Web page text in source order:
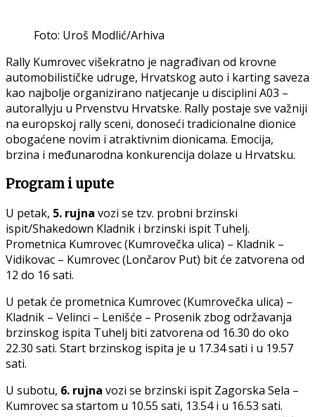
Foto: Uroš Modlić/Arhiva
Rally Kumrovec višekratno je nagrađivan od krovne
automobilističke udruge, Hrvatskog auto i karting saveza
kao najbolje organizirano natjecanje u disciplini A03 –
autorallyju u Prvenstvu Hrvatske. Rally postaje sve važniji
na europskoj rally sceni, donoseći tradicionalne dionice
obogaćene novim i atraktivnim dionicama. Emocija,
brzina i međunarodna konkurencija dolaze u Hrvatsku.
Program i upute
U petak, 5. rujna vozi se tzv. probni brzinski
ispit/Shakedown Kladnik i brzinski ispit Tuhelj.
Prometnica Kumrovec (Kumrovečka ulica) – Kladnik –
Vidikovac – Kumrovec (Lončarov Put) bit će zatvorena od
12 do 16 sati.
U petak će prometnica Kumrovec (Kumrovečka ulica) –
Kladnik – Velinci – Lenišće – Prosenik zbog održavanja
brzinskog ispita Tuhelj biti zatvorena od 16.30 do oko
22.30 sati. Start brzinskog ispita je u 17.34 sati i u 19.57
sati.
U subotu, 6. rujna vozi se brzinski ispit Zagorska Sela –
Kumrovec sa startom u 10.55 sati, 13.54 i u 16.53 sati.